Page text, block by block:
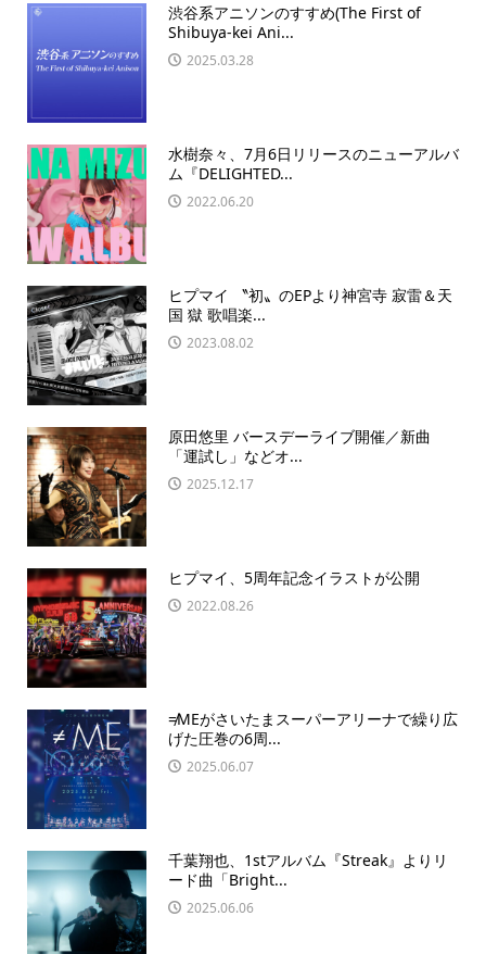
渋谷系アニソンのすすめ(The First of
Shibuya-kei Ani...
2025.03.28
水樹奈々、7月6日リリースのニューアルバ
ム『DELIGHTED...
2022.06.20
ヒプマイ 〝初〟のEPより神宮寺 寂雷＆天
国 獄 歌唱楽...
2023.08.02
原田悠里 バースデーライブ開催／新曲
「運試し」などオ...
2025.12.17
ヒプマイ、5周年記念イラストが公開
2022.08.26
≠MEがさいたまスーパーアリーナで繰り広
げた圧巻の6周...
2025.06.07
千葉翔也、1stアルバム『Streak』よりリ
ード曲「Bright...
2025.06.06